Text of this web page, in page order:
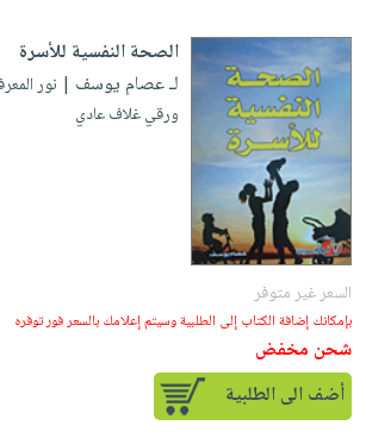
الصحة النفسية للأسرة
لـ عصام يوسف | نور المعرفة | 15/
ورقي غلاف عادي
السعر غير متوفر
بإمكانك إضافة الكتاب إلى الطلبية وسيتم إعلامك بالسعر فور توفره
شحن مخفض
أضف الى الطلبية